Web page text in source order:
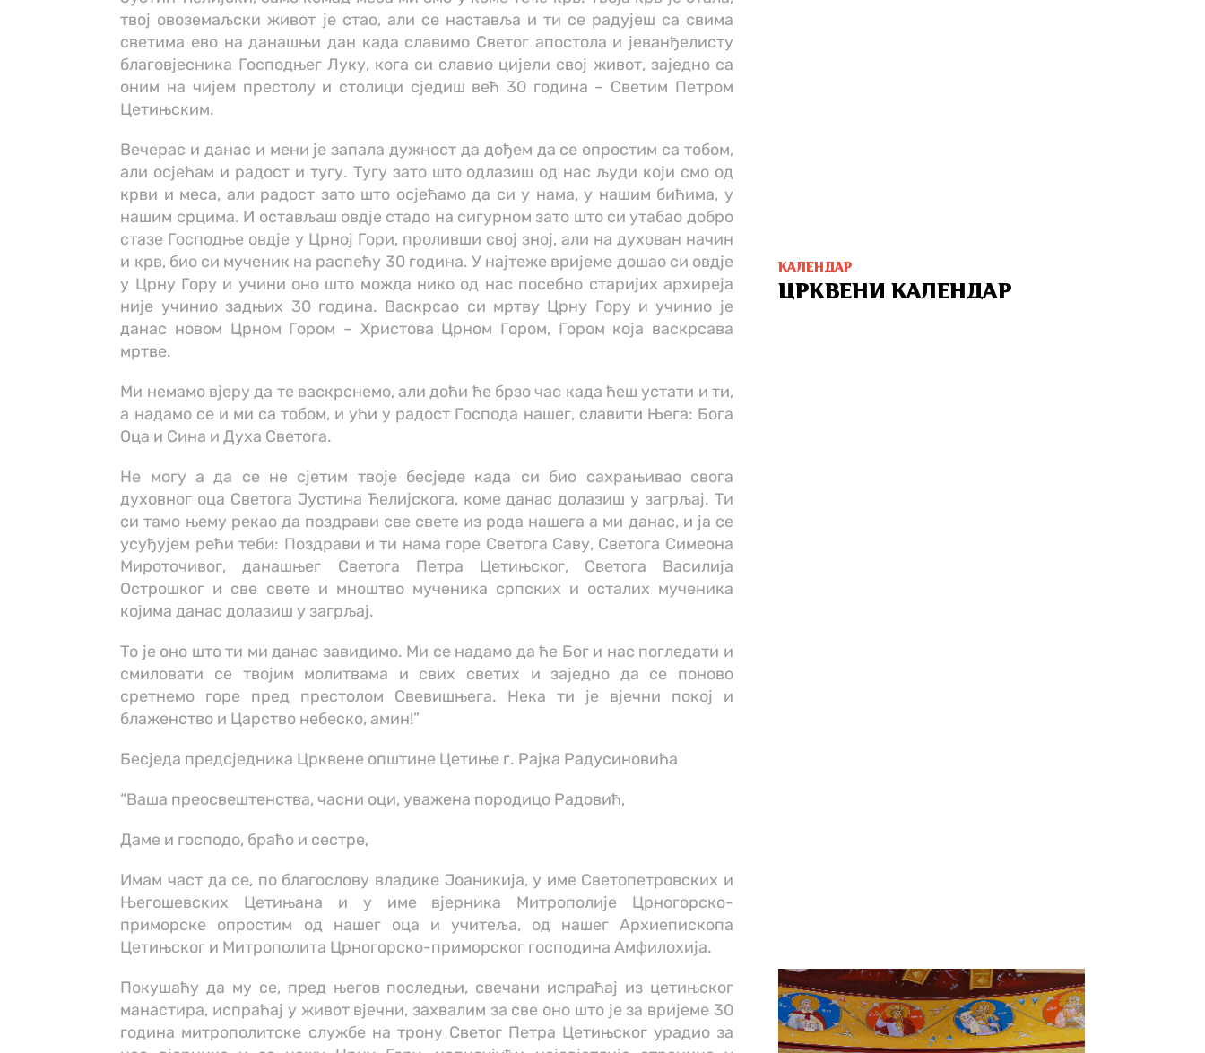
твој овоземаљски живот је стао, али се наставља и ти се радујеш са свима
светима ево на данашњи дан када славимо Светог апостола и јеванђелисту
благовјесника Господњег Луку, кога си славио цијели свој живот, заједно са
оним на чијем престолу и столици сједиш већ 30 година – Светим Петром
Цетињским.
Вечерас и данас и мени је запала дужност да дођем да се опростим са тобом,
али осјећам и радост и тугу. Тугу зато што одлазиш од нас људи који смо од
крви и меса, али радост зато што осјећамо да си у нама, у нашим бићима, у
нашим срцима. И остављаш овдје стадо на сигурном зато што си утабао добро
стазе Господње овдје у Црној Гори, проливши свој зној, али на духован начин
и крв, био си мученик на распећу 30 година. У најтеже вријеме дошао си овдје
у Црну Гору и учини оно што можда нико од нас посебно старијих архиреја
није учинио задњих 30 година. Васкрсао си мртву Црну Гору и учинио је
данас новом Црном Гором – Христова Црном Гором, Гором која васкрсава
мртве.
Ми немамо вјеру да те васкрснемо, али доћи ће брзо час када ћеш устати и ти,
а надамо се и ми са тобом, и ући у радост Господа нашег, славити Њега: Бога
Оца и Сина и Духа Светога.
Не могу а да се не сјетим твоје бесједе када си био сахрањивао свога
духовног оца Светога Јустина Ћелијскога, коме данас долазиш у загрљај. Ти
си тамо њему рекао да поздрави све свете из рода нашега а ми данас, и ја се
усуђујем рећи теби: Поздрави и ти нама горе Светога Саву, Светога Симеона
Мироточивог, данашњег Светога Петра Цетињског, Светога Василија
Острошког и све свете и мноштво мученика српских и осталих мученика
којима данас долазиш у загрљај.
То је оно што ти ми данас завидимо. Ми се надамо да ће Бог и нас погледати и
смиловати се твојим молитвама и свих светих и заједно да се поново
сретнемо горе пред престолом Свевишњега. Нека ти је вјечни покој и
блаженство и Царство небеско, амин!”
Бесједа предсједника Црквене општине Цетиње г. Рајка Радусиновића
“Ваша преосвештенства, часни оци, уважена породицо Радовић,
Даме и господо, браћо и сестре,
Имам част да се, по благослову владике Јоаникија, у име Светопетровских и
Његошевских Цетињана и у име вјерника Митрополије Црногорско-
приморске опростим од нашег оца и учитеља, од нашег Архиепископа
Цетињског и Митрополита Црногорско-приморског господина Амфилохија.
Покушаћу да му се, пред његов последњи, свечани испраћај из цетињског
манастира, испраћај у живот вјечни, захвалим за све оно што је за вријеме 30
година митрополитске службе на трону Светог Петра Цетињског урадио за
КАЛЕНДАР
ЦРКВЕНИ КАЛЕНДАР